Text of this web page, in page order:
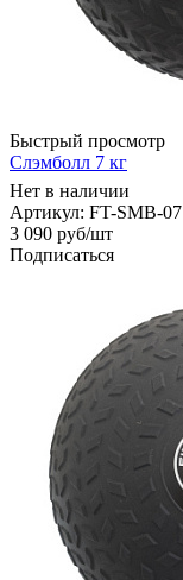
Быстрый просмотр
Слэмболл 7 кг
Нет в наличии
Артикул: FT-SMB-07
3 090 руб/шт
Подписаться